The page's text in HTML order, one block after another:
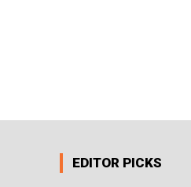
EDITOR PICKS